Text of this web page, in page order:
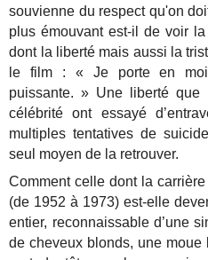
souvienne du respect qu'on
plus émouvant est-il de voir
dont la liberté mais aussi la
le film : « Je porte en moi
puissante. » Une liberté que
célébrité ont essayé
multiples tentatives de
seul moyen de la retrouver.
Comment celle dont la
(de 1952 à 1973) est-elle
entier, reconnaissable d’une
de cheveux blonds, une moue